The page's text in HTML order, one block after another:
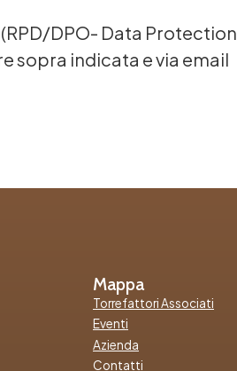
DPO- Data Protection
sopra indicata e via email
Mappa
Torrefattori Associati
Eventi
Azienda
Contatti